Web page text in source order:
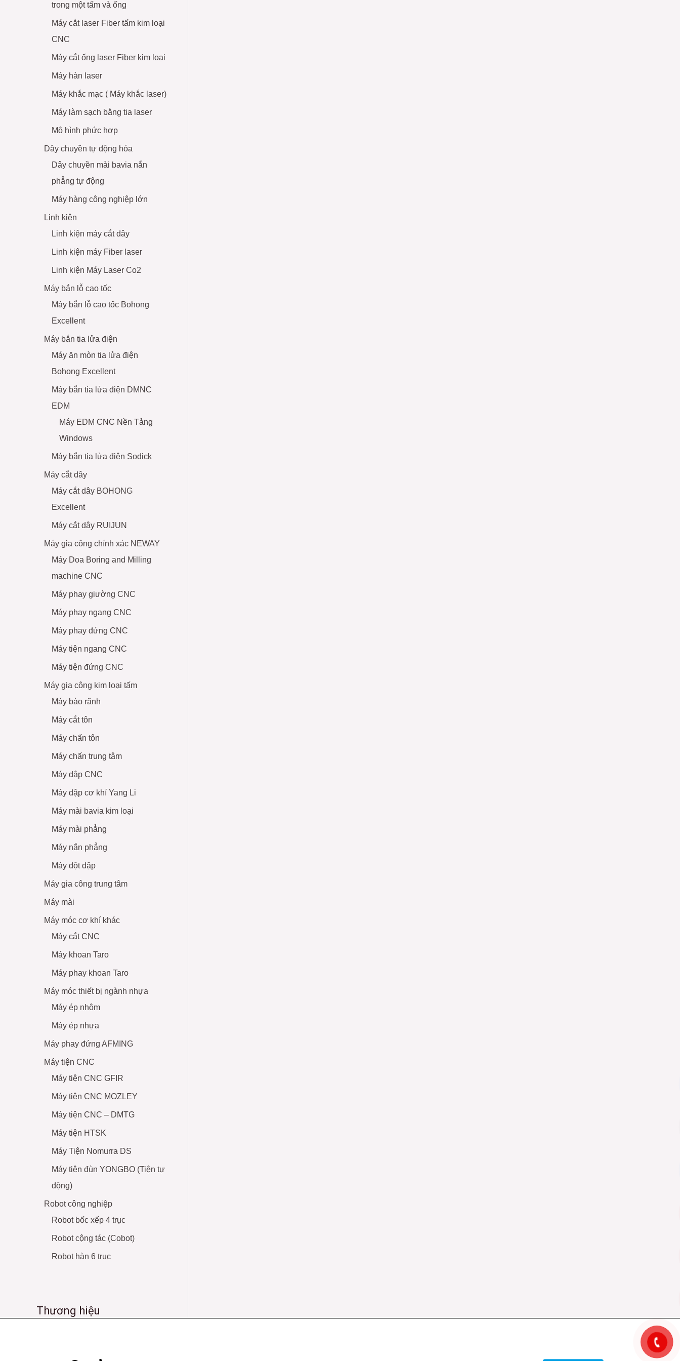
trong một tấm và ống
Máy cắt laser Fiber tấm kim loại
CNC
Máy cắt ống laser Fiber kim loại
Máy hàn laser
Máy khắc mạc ( Máy khắc laser)
Máy làm sạch bằng tia laser
Mô hình phức hợp
Dây chuyền tự động hóa
Dây chuyền mài bavia nắn
phẳng tự động
Máy hàng công nghiệp lớn
Linh kiện
Linh kiện máy cắt dây
Linh kiện máy Fiber laser
Linh kiện Máy Laser Co2
Máy bắn lỗ cao tốc
Máy bắn lỗ cao tốc Bohong
Excellent
Máy bắn tia lửa điện
Máy ăn mòn tia lửa điện
Bohong Excellent
Máy bắn tia lửa điện DMNC
EDM
Máy EDM CNC Nền Tảng
Windows
Máy bắn tia lửa điện Sodick
Máy cắt dây
Máy cắt dây BOHONG
Excellent
Máy cắt dây RUIJUN
Máy gia công chính xác NEWAY
Máy Doa Boring and Milling
machine CNC
Máy phay giường CNC
Máy phay ngang CNC
Máy phay đứng CNC
Máy tiện ngang CNC
Máy tiện đứng CNC
Máy gia công kim loại tấm
Máy bào rãnh
Máy cắt tôn
Máy chấn tôn
Máy chấn trung tâm
Máy dập CNC
Máy dập cơ khí Yang Li
Máy mài bavia kim loại
Máy mài phẳng
Máy nắn phẳng
Máy đột dập
Máy gia công trung tâm
Máy mài
Máy móc cơ khí khác
Máy cắt CNC
Máy khoan Taro
Máy phay khoan Taro
Máy móc thiết bị ngành nhựa
Máy ép nhôm
Máy ép nhựa
Máy phay đứng AFMING
Máy tiện CNC
Máy tiện CNC GFIR
Máy tiện CNC MOZLEY
Máy tiện CNC – DMTG
Máy tiện HTSK
Máy Tiện Nomurra DS
Máy tiện đùn YONGBO (Tiện tự
động)
Robot công nghiệp
Robot bốc xếp 4 trục
Robot cộng tác (Cobot)
Robot hàn 6 trục
Thương hiệu
Facebook
YouTube
TikTok